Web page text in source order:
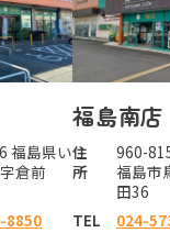
福島県い
倉前
8850
福島南店
住
所
960-
福島市
田36
TEL
024-